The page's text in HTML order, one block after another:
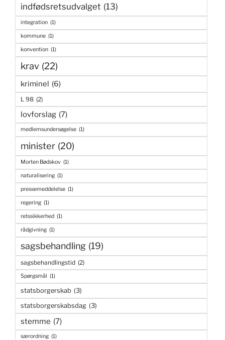
indfødsretsudvalget (13)
integration (1)
kommune (1)
konvention (1)
krav (22)
kriminel (6)
L 98 (2)
lovforslag (7)
medlemsundersøgelse (1)
minister (20)
Morten Bødskov (1)
naturalisering (1)
pressemeddelelse (1)
regering (1)
retssikkerhed (1)
rådgivning (1)
sagsbehandling (19)
sagsbehandlingstid (2)
Spørgsmål (1)
statsborgerskab (3)
statsborgerskabsdag (3)
stemme (7)
særordning (1)